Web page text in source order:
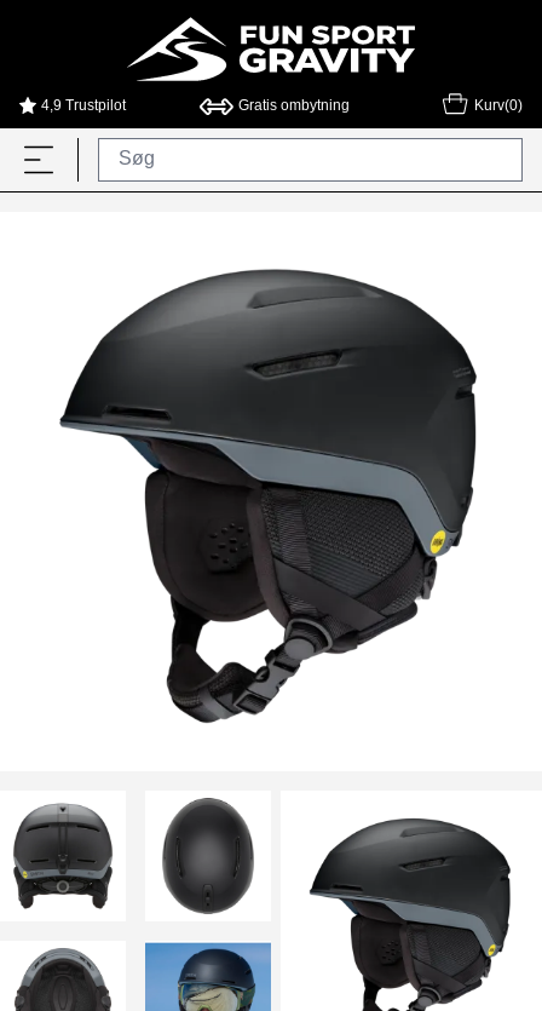
4,9 Trustpilot Gratis ombytning Kurv(0)